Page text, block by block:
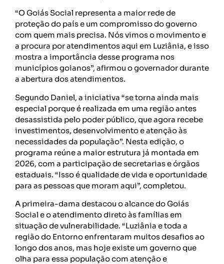
“O Goiás Social representa a maior rede de
proteção do país e um compromisso do governo
com quem mais precisa. Nós vimos o movimento e
a procura por atendimentos aqui em Luziânia, e isso
mostra a importância desse programa nos
municípios goianos”, afirmou o governador durante
a abertura dos atendimentos.
Segundo Daniel, a iniciativa “se torna ainda mais
especial porque é realizada em uma região antes
desassistida pelo poder público, que agora recebe
investimentos, desenvolvimento e atenção às
necessidades da população”. Nesta edição, o
programa reúne a maior estrutura já montada em
2026, com a participação de secretarias e órgãos
estaduais. “Isso é qualidade de vida e oportunidade
para as pessoas que moram aqui”, completou.
A primeira-dama destacou o alcance do Goiás
Social e o atendimento direto às famílias em
situação de vulnerabilidade. “Luziânia e toda a
região do Entorno enfrentaram muitos desafios ao
longo dos anos, mas hoje existe um governo que
olha para essa população com atenção e